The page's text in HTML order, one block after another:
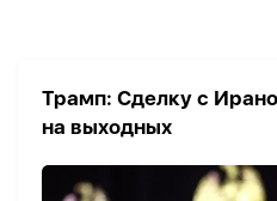
Трамп: Сделку с
на выходных